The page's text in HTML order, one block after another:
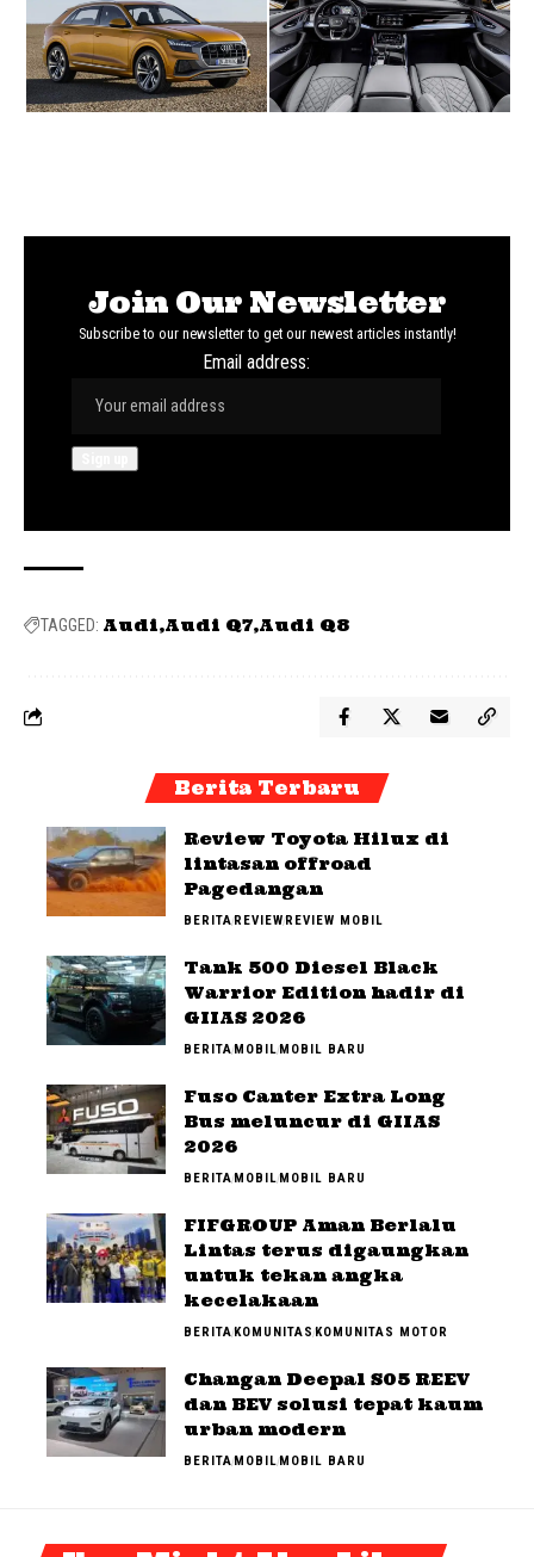
Join Our Newsletter
Subscribe to our newsletter to get our newest articles instantly!
Email address:
TAGGED: Audi Audi Q7 Audi Q8
Berita Terbaru
Review Toyota Hilux di
lintasan offroad
Pagedangan
BERITAREVIEWREVIEW MOBIL
Tank 500 Diesel Black
Warrior Edition hadir di
GIIAS 2026
BERITAMOBILMOBIL BARU
Fuso Canter Extra Long
Bus meluncur di GIIAS
2026
BERITAMOBILMOBIL BARU
FIFGROUP Aman Berlalu
Lintas terus digaungkan
untuk tekan angka
kecelakaan
BERITAKOMUNITASKOMUNITAS MOTOR
Changan Deepal S05 REEV
dan BEV solusi tepat kaum
urban modern
BERITAMOBILMOBIL BARU